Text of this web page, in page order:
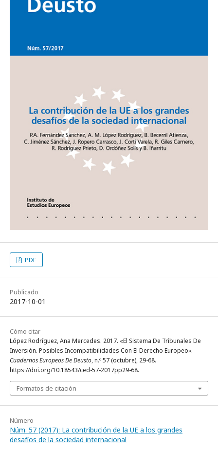
PDF
Publicado
2017-10-01
Cómo citar
López Rodríguez, Ana Mercedes. 2017. «El Sistema De Tribunales De
Inversión. Posibles Incompatibilidades Con El Derecho Europeo».
Cuadernos Europeos De Deusto, n.º 57 (octubre), 29-68.
https://doi.org/10.18543/ced-57-2017pp29-68.
Formatos de citación
Número
Núm. 57 (2017): La contribución de la UE a los grandes
desafíos de la sociedad internacional